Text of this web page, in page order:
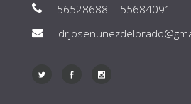
56528688 | 55684091